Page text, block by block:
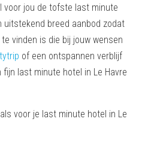
voor jou de tofste last minute
breed aanbod zodat
vinden is die bij jouw wensen
of een ontspannen verblijf
last minute hotel in Le Havre
voor je last minute hotel in Le